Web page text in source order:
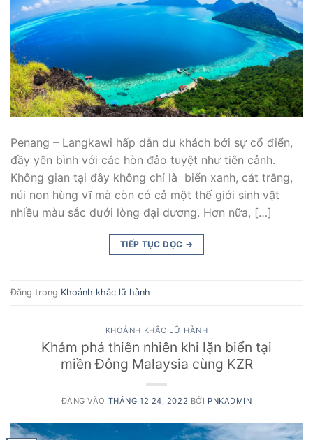
Penang – Langkawi hấp dẫn du khách bởi sự cổ điển,
đầy yên bình với các hòn đảo tuyệt như tiên cảnh.
Không gian tại đây không chỉ là biển xanh, cát trắng,
núi non hùng vĩ mà còn có cả một thế giới sinh vật
nhiều màu sắc dưới lòng đại dương. Hơn nữa, […]
TIẾP TỤC ĐỌC →
Đăng trong Khoảnh khắc lữ hành
KHOẢNH KHẮC LỮ HÀNH
Khám phá thiên nhiên khi lặn biển tại
miền Đông Malaysia cùng KZR
ĐĂNG VÀO THÁNG 12 24, 2022 BỞI PNKADMIN